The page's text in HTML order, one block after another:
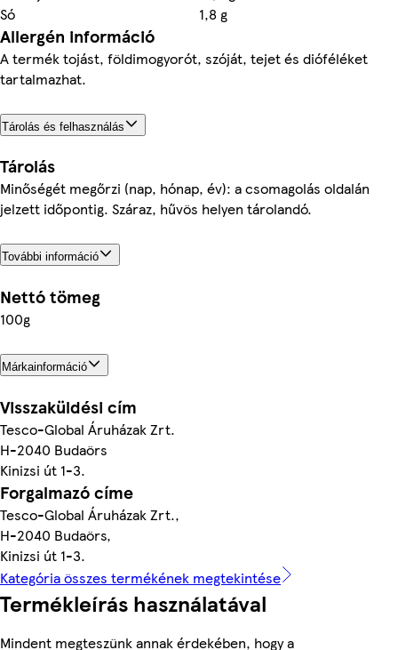
Só
1,8 g
Allergén információ
A termék tojást, földimogyorót, szóját, tejet és dióféléket
tartalmazhat.
Tárolás és felhasználás
Tárolás
Minőségét megőrzi (nap, hónap, év): a csomagolás oldalán
jelzett időpontig. Száraz, hűvös helyen tárolandó.
További információ
Nettó tömeg
100g
Márkainformáció
Visszaküldési cím
Tesco-Global Áruházak Zrt.
H-2040 Budaörs
Kinizsi út 1-3.
Forgalmazó címe
Tesco-Global Áruházak Zrt.,
H-2040 Budaörs,
Kinizsi út 1-3.
Kategória összes termékének megtekintése
Termékleírás használatával
Mindent megteszünk annak érdekében, hogy a